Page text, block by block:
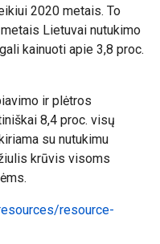
2020 metais. To
Lietuvai nutukimo
kainuoti apie 3,8 proc.
ir plėtros
8,4 proc. visų
su nutukimu
krūvis visoms
resource-